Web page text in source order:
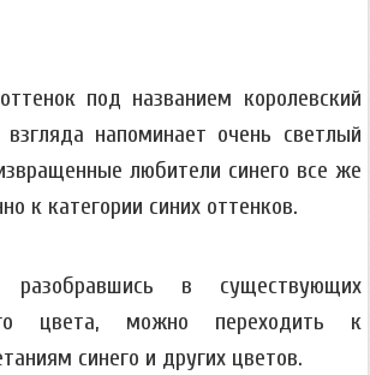
под названием королевский
взгляда напоминает очень светлый
любители синего все же
к категории синих оттенков.
разобравшись в существующих
цвета, можно переходить к
синего и других цветов.